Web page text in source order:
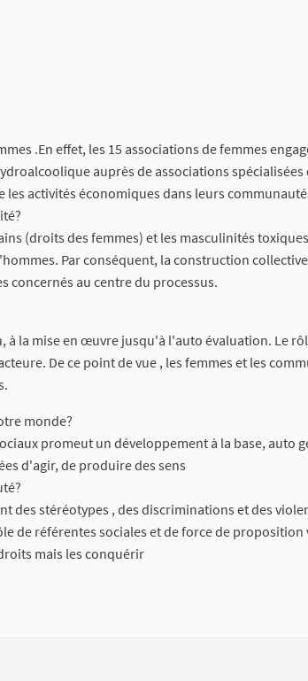
.En effet, les 15 associations de femmes
auprès de associations spécialisées
activités économiques dans leurs
(droits des femmes) et les masculinités
Par conséquent, la construction
concernés au centre du processus.
à la mise en œuvre jusqu'à l'auto évaluation. Le
De ce point de vue , les femmes et les
monde?
promeut un développement à la base, auto
d'agir, de produire des sens
des stéréotypes , des discriminations et des
de référentes sociales et de force de proposition
mais les conquérir